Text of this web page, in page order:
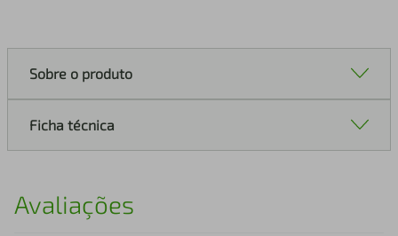
Sobre o produto
Ficha técnica
Avaliações